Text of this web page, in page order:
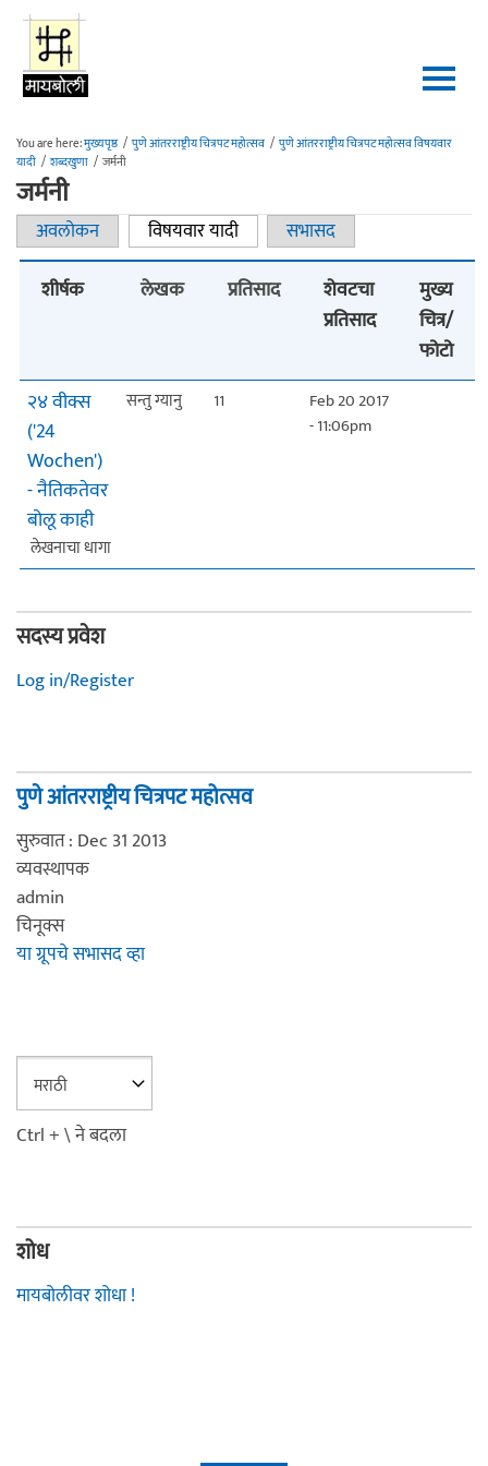
Skip to main content
You are here:मुख्यपृष्ठ / पुणे आंतरराष्ट्रीय चित्रपट महोत्सव / पुणे आंतरराष्ट्रीय चित्रपट महोत्सव विषयवार
यादी / शब्दखुणा / जर्मनी
जर्मनी
Primary tabs
अवलोकन विषयवार यादी(active tab)
सभासद
शीर्षक लेखक प्रतिसाद
शेवटचा
प्रतिसाद
मुख्य
चित्र/
फोटो
२४ वीक्स
('24
Wochen')
- नैतिकतेवर
बोलू काही
लेखनाचा धागा
सन्तु ग्यानु 11
Feb 20 2017
- 11:06pm
सदस्य प्रवेश
Log in/Register
पुणे आंतरराष्ट्रीय चित्रपट महोत्सव
सुरुवात : Dec 31 2013
व्यवस्थापक
admin
चिनूक्स
या ग्रूपचे सभासद व्हा
Ctrl + \ ने बदला
शोध
मायबोलीवर शोधा !